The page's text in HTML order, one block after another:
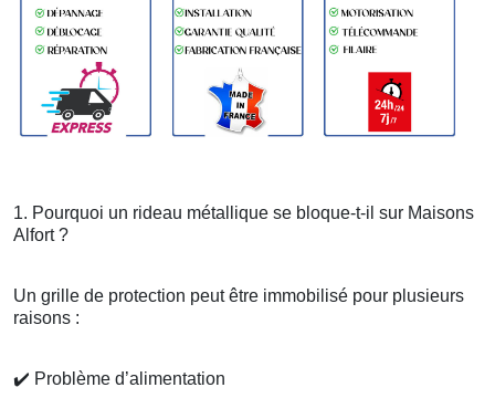
1. Pourquoi un rideau métallique se bloque-t-il sur Maisons
Alfort ?
Un grille de protection peut être immobilisé pour plusieurs
raisons :
✔️ Problème d’alimentation